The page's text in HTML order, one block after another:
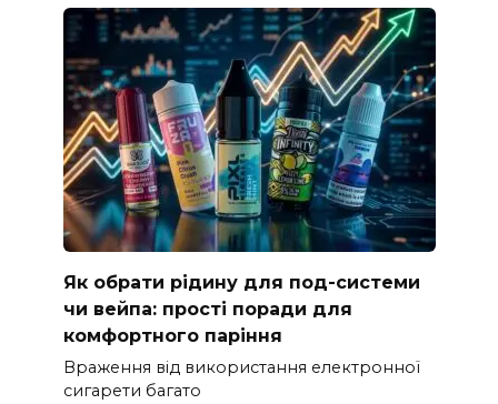
Як обрати рідину для под-системи
чи вейпа: прості поради для
комфортного паріння
Враження від використання електронної
сигарети багато